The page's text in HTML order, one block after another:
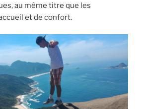
au même titre que les
et de confort.